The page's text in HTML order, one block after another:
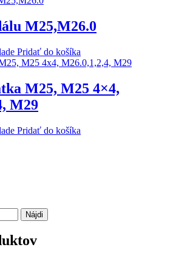
M25,M26.0
Pridať do košíka
M25, M25 4×4,
M29
Pridať do košíka